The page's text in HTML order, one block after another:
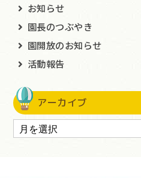
お知らせ
園長のつぶやき
園開放のお知らせ
活動報告
アーカイブ